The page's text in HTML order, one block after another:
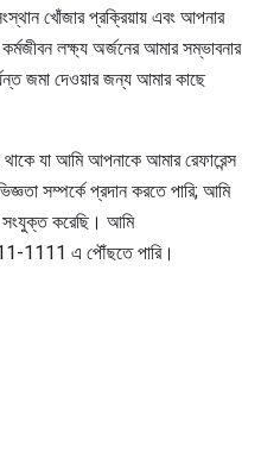
খোঁজার প্রক্রিয়ায় এবং আপনার
লক্ষ্য অর্জনের আমার সম্ভাবনার
জমা দেওয়ার জন্য আমার কাছে
যা আমি আপনাকে আমার রেফারেন্স
সম্পর্কে প্রদান করতে পারি; আমি
সংযুক্ত করেছি। আমি
1111 এ পৌঁছতে পারি।